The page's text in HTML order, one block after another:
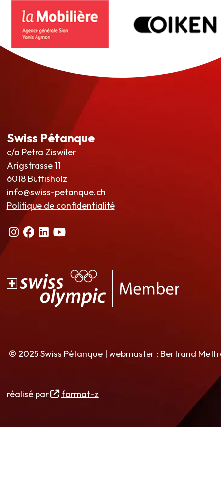
Swiss Pétanque
c/o Petra Ziswiler
Arigstrasse 11
6018 Buttisholz
info@swiss-petanque.ch
Politique de confidentialité
© 2025 Swiss Pétanque | webmaster : Bertrand
réalisé par format-z